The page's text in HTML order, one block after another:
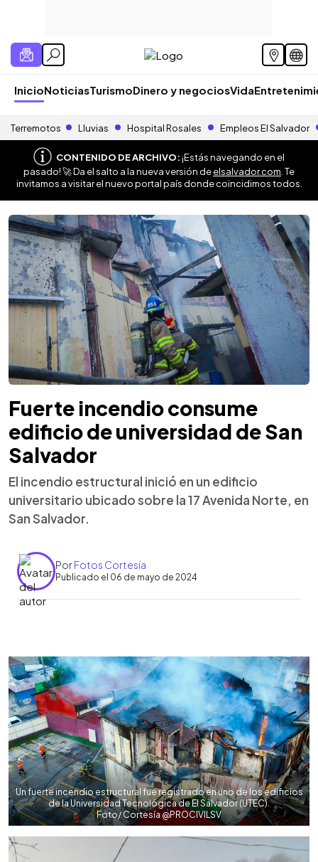
InicioNoticiasTurismoDinero y negociosVida
Terremotos Lluvias Hospital Rosales Empleos El Salvador
CONTENIDO DE ARCHIVO:¡Estás navegando en el
pasado! 🚀 Da el salto a la nueva versión deelsalvador.com . Te
invitamos a visitar el nuevo portal país donde coincidimos todos.
Fuerte incendio consume
edificio de universidad de San
Salvador
El incendio estructural inició en un edificio
universitario ubicado sobre la 17 Avenida Norte, en
San Salvador.
PorFotos Cortesía
Publicado el 06 de mayo de 2024
► Escuchar artículo
Un fuerte incendio estructural fue registrado en uno de los edificios
de la Universidad Tecnológica de El Salvador (UTEC).
Foto/ Cortesía @PROCIVILSV